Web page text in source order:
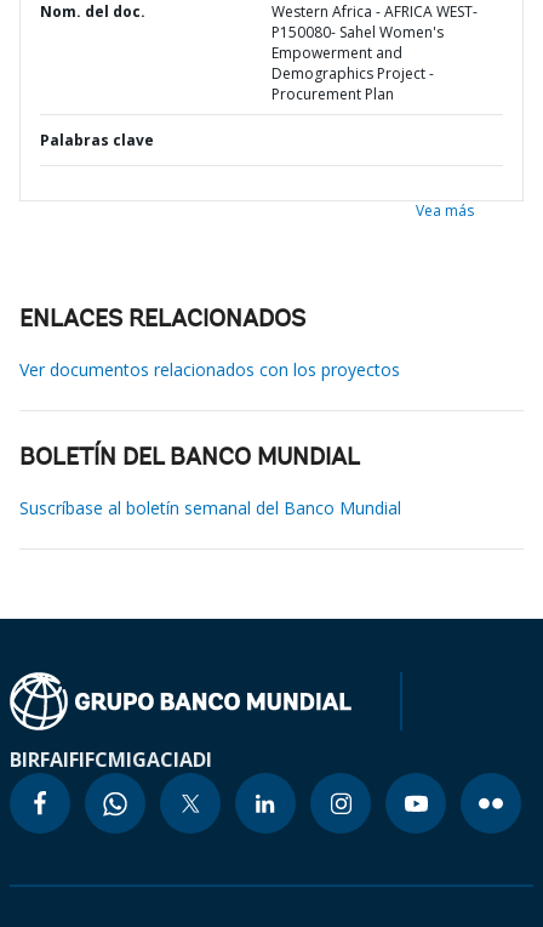
Nom. del doc.
Western Africa - AFRICA WEST-
P150080- Sahel Women's
Empowerment and
Demographics Project -
Procurement Plan
Palabras clave
Vea más
ENLACES RELACIONADOS
Ver documentos relacionados con los proyectos
BOLETÍN DEL BANCO MUNDIAL
Suscríbase al boletín semanal del Banco Mundial
BIRFAIFIFCMIGACIADI